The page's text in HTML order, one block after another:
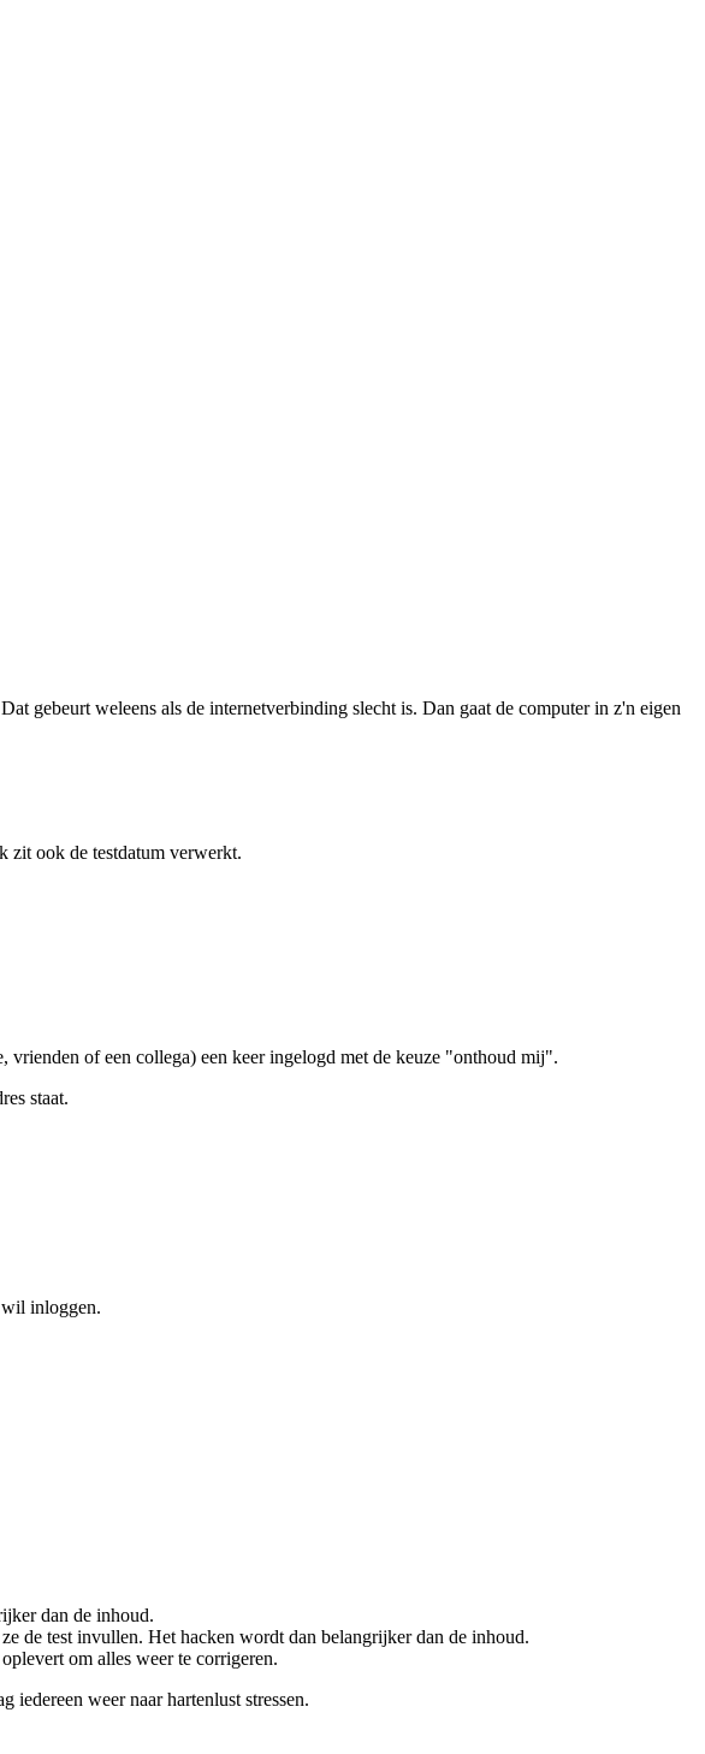
gebeurt weleens als de internetverbinding slecht is. Dan gaat de computer in z'n eigen
zit ook de testdatum verwerkt.
of een collega) een keer ingelogd met de keuze "onthoud mij".
staat.
wil inloggen.
dan de inhoud.
de test invullen. Het hacken wordt dan belangrijker dan de inhoud.
om alles weer te corrigeren.
iedereen weer naar hartenlust stressen.